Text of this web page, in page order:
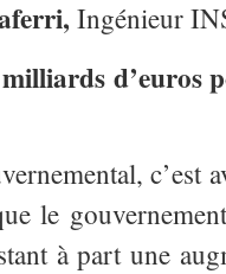
Ingénieur
d’euros
c’est
le
à part une